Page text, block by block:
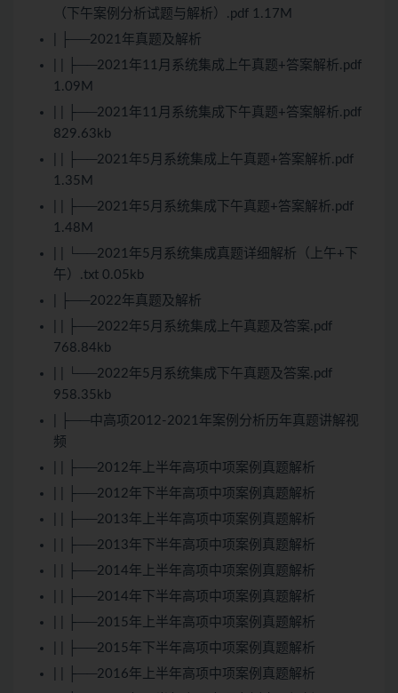
（下午案例分析试题与解析）.pdf 1.17M
| ├──2021年真题及解析
| | ├──2021年11月系统集成上午真题+答案解析.pdf
1.09M
| | ├──2021年11月系统集成下午真题+答案解析.pdf
829.63kb
| | ├──2021年5月系统集成上午真题+答案解析.pdf
1.35M
| | ├──2021年5月系统集成下午真题+答案解析.pdf
1.48M
| | └──2021年5月系统集成真题详细解析（上午+下
午）.txt 0.05kb
| ├──2022年真题及解析
| | ├──2022年5月系统集成上午真题及答案.pdf
768.84kb
| | └──2022年5月系统集成下午真题及答案.pdf
958.35kb
| ├──中高项2012-2021年案例分析历年真题讲解视
频
| | ├──2012年上半年高项中项案例真题解析
| | ├──2012年下半年高项中项案例真题解析
| | ├──2013年上半年高项中项案例真题解析
| | ├──2013年下半年高项中项案例真题解析
| | ├──2014年上半年高项中项案例真题解析
| | ├──2014年下半年高项中项案例真题解析
| | ├──2015年上半年高项中项案例真题解析
| | ├──2015年下半年高项中项案例真题解析
| | ├──2016年上半年高项中项案例真题解析